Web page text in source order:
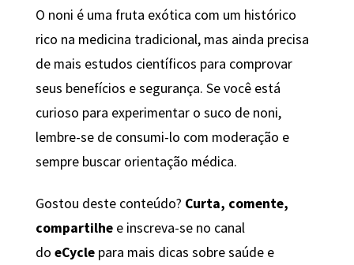
O noni é uma fruta exótica com um histórico
rico na medicina tradicional, mas ainda precisa
de mais estudos científicos para comprovar
seus benefícios e segurança. Se você está
curioso para experimentar o suco de noni,
lembre-se de consumi-lo com moderação e
sempre buscar orientação médica.
Gostou deste conteúdo? Curta, comente,
compartilhee inscreva-se no canal
do eCyclepara mais dicas sobre saúde e